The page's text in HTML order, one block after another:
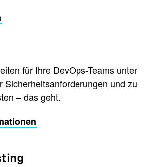
für Ihre DevOps-Teams unter
Sicherheitsanforderungen und zu
– das geht.